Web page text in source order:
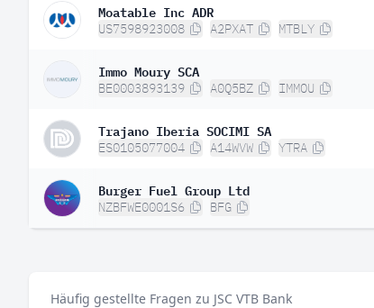
Moatable Inc ADR
US7598923008 A2PXAT MTBLY
Immo Moury SCA
BE0003893139 A0Q5BZ IMMOU
Trajano Iberia SOCIMI SA
ES0105077004 A14WVW YTRA
Burger Fuel Group Ltd
NZBFWE0001S6 BFG
Häufig gestellte Fragen zu JSC VTB Bank